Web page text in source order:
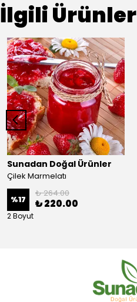
İlgili Ürünler
Sunadan Doğal Ürünler
Çilek Marmelatı
%17
₺ 264.00
₺ 220.00
2 Boyut